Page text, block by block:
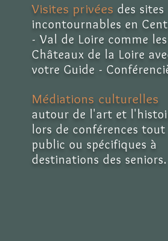
Visites privées des sites
incontournables en
- Val de Loire comme les
Châteaux de la Loire
votre Guide -
Médiations culturelles
autour de l'art et
lors de conférences tout
public ou spécifiques à
destinations des seniors.